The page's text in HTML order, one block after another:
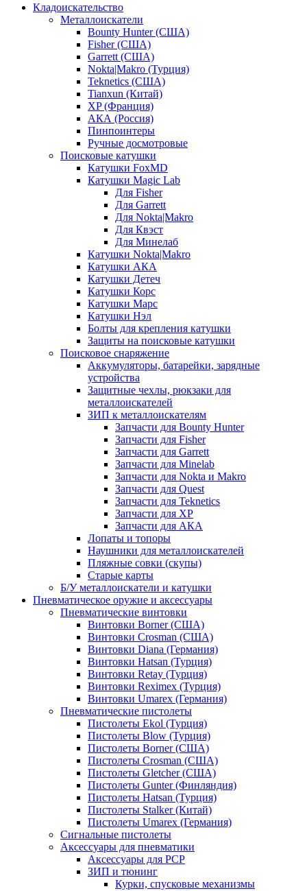
Кладоискательство
Металлоискатели
Bounty Hunter (США)
Fisher (США)
Garrett (США)
Nokta|Makro (Турция)
Teknetics (США)
Tianxun (Китай)
XP (Франция)
АКА (Россия)
Пинпоинтеры
Ручные досмотровые
Поисковые катушки
Катушки FoxMD
Катушки Magic Lab
Для Fisher
Для Garrett
Для Nokta|Makro
Для Квэст
Для Минелаб
Катушки Nokta|Makro
Катушки АКА
Катушки Детеч
Катушки Корс
Катушки Марс
Катушки Нэл
Болты для крепления катушки
Защиты на поисковые катушки
Поисковое снаряжение
Аккумуляторы, батарейки, зарядные
устройства
Защитные чехлы, рюкзаки для
металлоискателей
ЗИП к металлоискателям
Запчасти для Bounty Hunter
Запчасти для Fisher
Запчасти для Garrett
Запчасти для Minelab
Запчасти для Nokta и Makro
Запчасти для Quest
Запчасти для Teknetics
Запчасти для XP
Запчасти для АКА
Лопаты и топоры
Наушники для металлоискателей
Пляжные совки (скупы)
Старые карты
Б/У металлоискатели и катушки
Пневматическое оружие и аксессуары
Пневматические винтовки
Винтовки Borner (США)
Винтовки Crosman (США)
Винтовки Diana (Германия)
Винтовки Hatsan (Турция)
Винтовки Retay (Турция)
Винтовки Reximex (Турция)
Винтовки Umarex (Германия)
Пневматические пистолеты
Пистолеты Ekol (Турция)
Пистолеты Blow (Турция)
Пистолеты Borner (США)
Пистолеты Crosman (США)
Пистолеты Gletcher (США)
Пистолеты Gunter (Финляндия)
Пистолеты Hatsan (Турция)
Пистолеты Stalker (Китай)
Пистолеты Umarex (Германия)
Сигнальные пистолеты
Аксессуары для пневматики
Аксессуары для PCP
ЗИП и тюнинг
Курки, спусковые механизмы